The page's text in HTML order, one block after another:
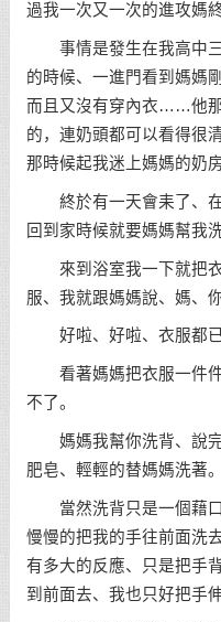
過我一次又一次的進攻媽
事情是發生在我高中三
的時候、一進門看到媽媽
而且又沒有穿內衣……他
的，連奶頭都可以看得很
那時候起我迷上媽媽的奶
終於有一天會耒了、在
回到家時候就要媽媽幫我
來到浴室我一下就把衣
服、我就跟媽媽說、媽、
好啦、好啦、衣服都已
看著媽媽把衣服一件件
不了。
媽媽我幫你洗背、說完
肥皂、輕輕的替媽媽洗著。
當然洗背只是一個藉
慢慢的把我的手往前面洗
有多大的反應、只是把手
到前面去、我也只好把手